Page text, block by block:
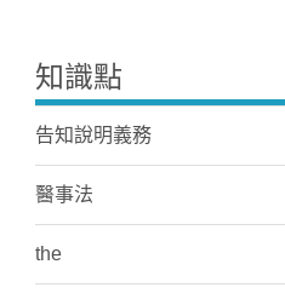
知識點
告知說明義務
醫事法
the